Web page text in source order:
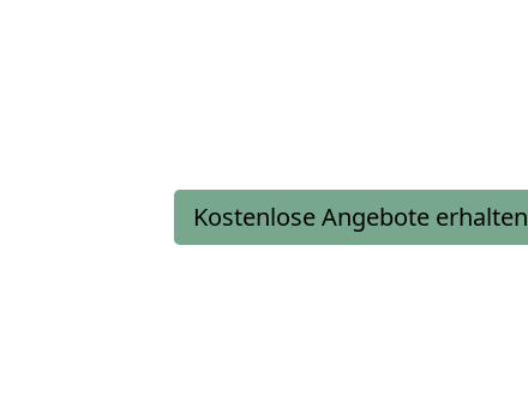
Kostenlose Angebote erhalten